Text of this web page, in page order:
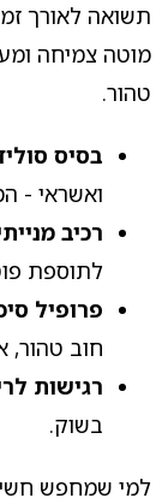
תשואה לאורך
מוטה צמיחה
טהור.
בסיס
ואשראי -
רכיב
לתוספת
פרופיל
חוב טהור,
רגישות
בשוק.
למי שמחפש